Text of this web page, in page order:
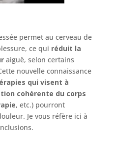
permet au cerveau de
ce qui réduit la
aiguë, selon certains
nouvelle connaissance
qui visent à
cohérente du corps
, etc.) pourront
Je vous réfère ici à